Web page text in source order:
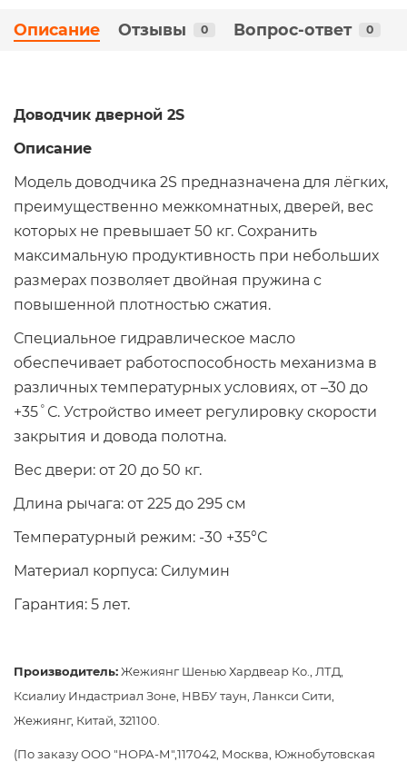
Описание Отзывы 0 Вопрос-ответ 0
Доводчик дверной 2S
Описание
Модель доводчика 2S предназначена для лёгких,
преимущественно межкомнатных, дверей, вес
которых не превышает 50 кг. Сохранить
максимальную продуктивность при небольших
размерах позволяет двойная пружина с
повышенной плотностью сжатия.
Специальное гидравлическое масло
обеспечивает работоспособность механизма в
различных температурных условиях, от –30 до
+35˚С. Устройство имеет регулировку скорости
закрытия и довода полотна.
Вес двери: от 20 до 50 кг.
Длина рычага: от 225 до 295 см
Температурный режим: -30 +35°С
Материал корпуса: Силумин
Гарантия: 5 лет.
Производитель:Жежиянг Шенью Хардвеар Ко., ЛТД,
Ксиалиу Индастриал Зоне, НВБУ таун, Ланкси Сити,
Жежиянг, Китай, 321100.
(По заказу ООО "НОРА-М",117042, Москва, Южнобутовская